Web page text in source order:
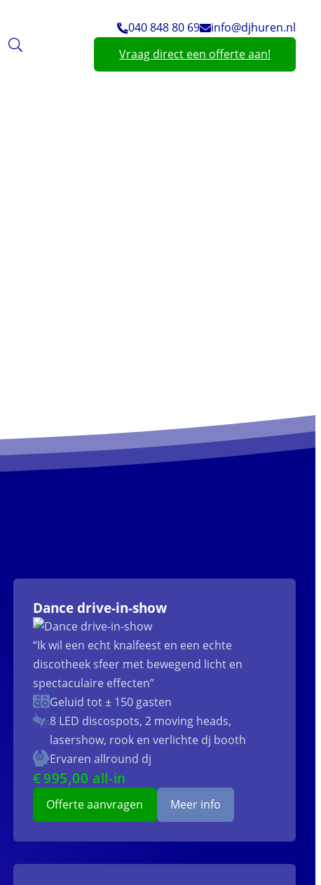
040 848 80 69
info@djhuren.nl
Vraag direct een offerte aan!
Dance drive-in-show
“Ik wil een echt knalfeest en een echte
discotheek sfeer met bewegend licht en
spectaculaire effecten”
Geluid tot ± 150 gasten
8 LED discospots, 2 moving heads,
lasershow, rook en verlichte dj booth
Ervaren allround dj
€995,00 all-in
Offerte aanvragen Meer info